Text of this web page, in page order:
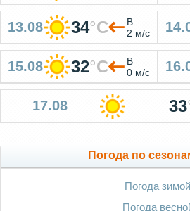
13.08 34°C
В
2 м/с
15.08 32°C
В
0 м/с
17.08 33
Погода по
Погода зимой
Погода